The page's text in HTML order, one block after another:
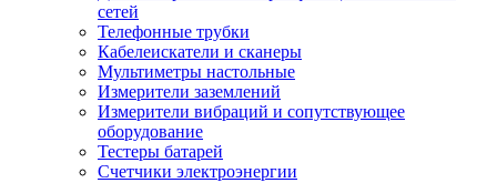
сетей
Телефонные трубки
Кабелеискатели и сканеры
Мультиметры настольные
Измерители заземлений
Измерители вибраций и сопутствующее
оборудование
Тестеры батарей
Счетчики электроэнергии